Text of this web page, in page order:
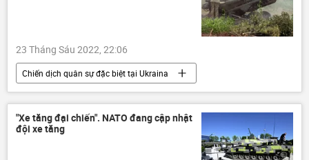
23 Tháng Sáu 2022, 22:06
Chiến dịch quân sự đặc biệt tại Ukraina
Ukraina
Cuộc khủng hoảng ở Ukraina
chuyên gia
Quan điểm-Ý kiến
Quân sự
"Xe tăng đại chiến". NATO đang cập nhật
đội xe tăng